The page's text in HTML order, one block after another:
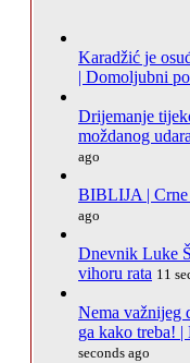
Karadžić je
| Domoljubni
Drijemanje
moždanog
ago
BIBLIJA | Crne
ago
Dnevnik Luke
vihoru rata 11
Nema važnijeg
ga kako treba!
seconds ago